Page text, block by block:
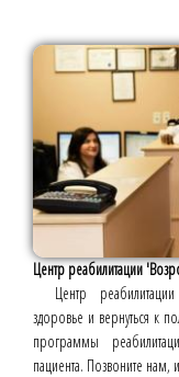
Центр реабилитации
Центр
здоровье и вернуться к
программы
пациента. Позвоните нам,